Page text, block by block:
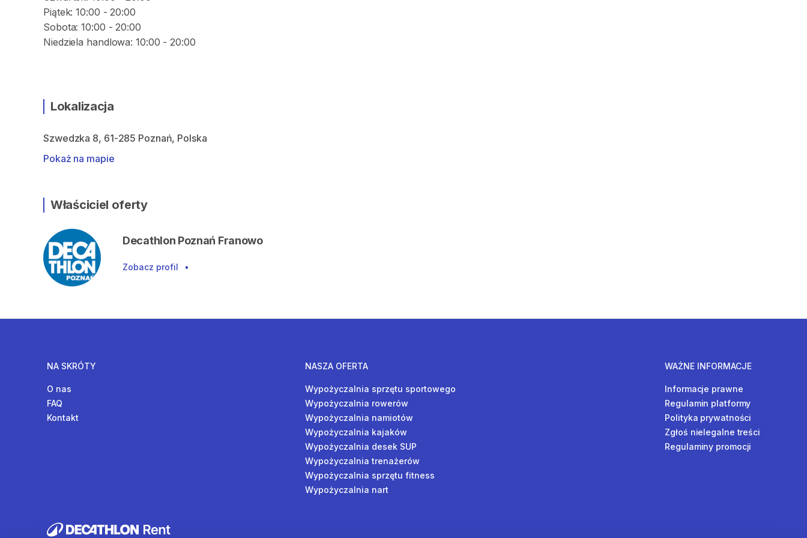
Piątek: 10:00 - 20:00
Sobota: 10:00 - 20:00
Lokalizacja
Szwedzka 8, 61-285 Poznań, Polska
Pokaż na mapie
Właściciel oferty
Decathlon Poznań Franowo
Zobacz profil •
NA SKRÓTY
O nas
FAQ
Kontakt
NASZA OFERTA
Wypożyczalnia sprzętu sportowego
Wypożyczalnia rowerów
Wypożyczalnia namiotów
Wypożyczalnia kajaków
Wypożyczalnia desek SUP
Wypożyczalnia trenażerów
Wypożyczalnia sprzętu fitness
Wypożyczalnia nart
WAŻNE INFORMACJE
Informacje prawne
Regulamin platformy
Polityka prywatności
Zgłoś nielegalne treści
Regulaminy promocji